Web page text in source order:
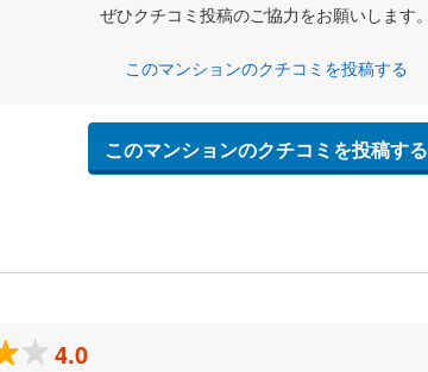
ぜひクチコミ投稿のご協力をお願いします。
このマンションのクチコミを投稿する
このマンションのクチコミを投稿する
4.0